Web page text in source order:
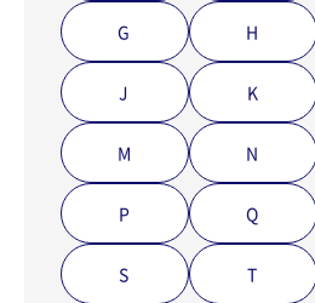
G H
J K
M N
P Q
S T